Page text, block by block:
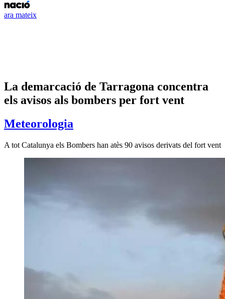
ara mateix
La demarcació de Tarragona concentra
els avisos als bombers per fort vent
Meteorologia
A tot Catalunya els Bombers han atès 90 avisos derivats del fort vent